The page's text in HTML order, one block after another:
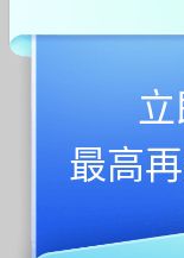
位和註解，這
壓平浮水印
此選項將禁止
中的浮水印。
最高